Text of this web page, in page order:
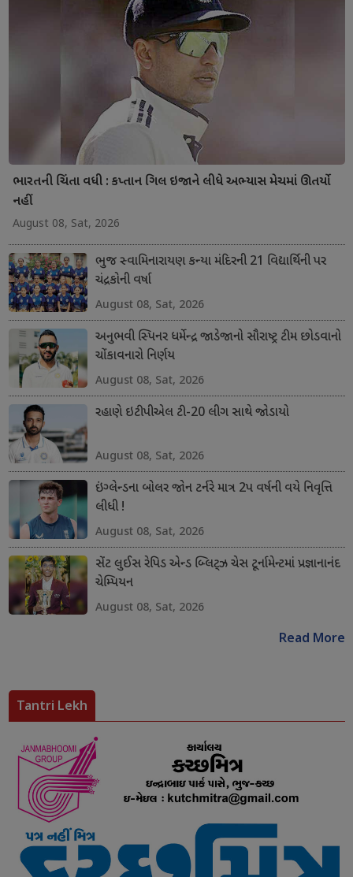
ભારતની ચિંતા વધી : કપ્તાન ગિલ ઇજાને લીધે અભ્યાસ મેચમાં ઊતર્યો
નહીં
August 08, Sat, 2026
ભુજ સ્વામિનારાયણ કન્યા મંદિરની 21 વિદ્યાર્થિની પર
ચંદ્રકોની વર્ષા
August 08, Sat, 2026
અનુભવી સ્પિનર ધર્મેન્દ્ર જાડેજાનો સૌરાષ્ટ્ર ટીમ છોડવાનો
ચોંકાવનારો નિર્ણય
August 08, Sat, 2026
રહાણે ઇટીપીએલ ટી-20 લીગ સાથે જોડાયો
August 08, Sat, 2026
ઇંગ્લેન્ડના બોલર જોન ટર્નરે માત્ર 2પ વર્ષની વયે નિવૃત્તિ
લીધી !
August 08, Sat, 2026
સેંટ લુઈસ રેપિડ એન્ડ બ્લિટ્ઝ ચેસ ટૂર્નામેન્ટમાં પ્રજ્ઞાનાનંદ
ચેમ્પિયન
August 08, Sat, 2026
Read More
Tantri Lekh